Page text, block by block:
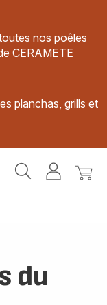
nos poêles
CERAMETE
planchas, grills et
MonMon
du